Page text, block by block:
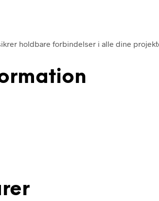
holdbare forbindelser i alle dine